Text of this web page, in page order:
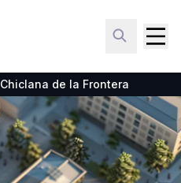
Chiclana de la Frontera